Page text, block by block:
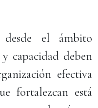
el ámbito
capacidad deben
efectiva
fortalezcan está